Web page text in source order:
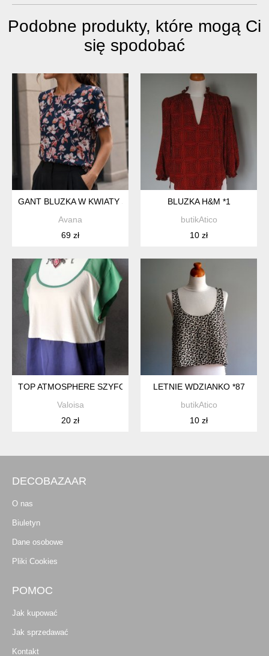
Podobne produkty, które mogą Ci
się spodobać
GANT BLUZKA W KWIATY S
Avana
69 zł
BLUZKA H&M *1
butikAtico
10 zł
TOP ATMOSPHERE SZYFON SATYNA GEOMETRIA ZIELEŃ S
Valoisa
20 zł
LETNIE WDZIANKO *87
butikAtico
10 zł
DECOBAZAAR
O nas
Biuletyn
Dane osobowe
Pliki Cookies
POMOC
Jak kupować
Jak sprzedawać
Kontakt